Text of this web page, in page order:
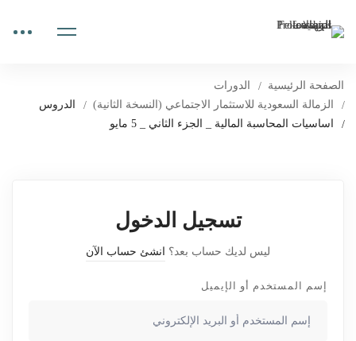
الصفحة الرئيسية
الدورات
الزمالة السعودية للاستثمار الاجتماعي (النسخة الثانية)
الدروس
اساسيات المحاسبة المالية _ الجزء الثاني _ 5 مايو
تسجيل الدخول
ليس لديك حساب بعد؟ انشئ حساب الآن
إسم المستخدم أو الإيميل